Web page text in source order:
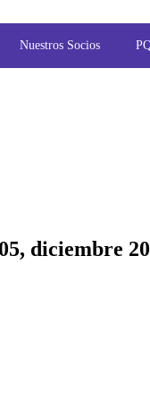
Nuestros Socios
diciembre